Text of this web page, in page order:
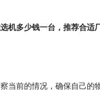
机多少钱一台，推荐合
当前的情况，确保自己的